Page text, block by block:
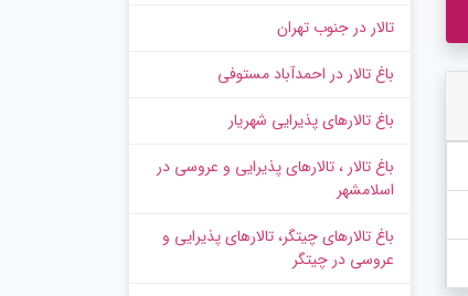
تالار در جنوب تهران
باغ تالار در احمدآباد مستوفی
باغ تالارهای پذیرایی شهریار
باغ تالار ، تالارهای پذیرایی و عروسی در
اسلامشهر
باغ تالارهای چیتگر، تالارهای پذیرایی و
عروسی در چیتگر